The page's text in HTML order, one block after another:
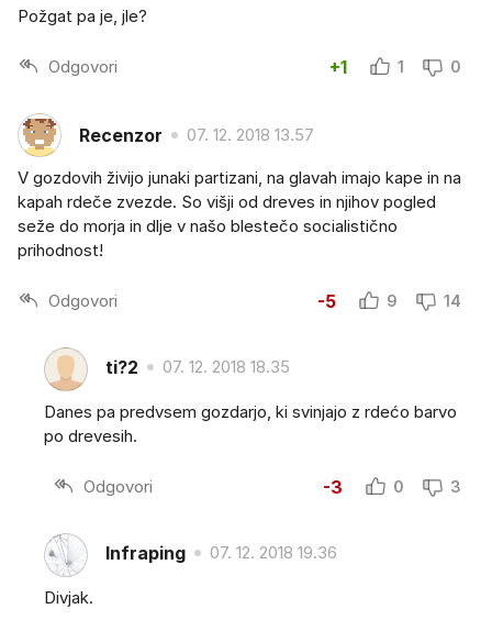
Požgat pa je, jle?
Odgovori +1 1 0
Recenzor 07. 12. 2018 13.57
V gozdovih živijo junaki partizani, na glavah imajo kape in na
kapah rdeče zvezde. So višji od dreves in njihov pogled
seže do morja in dlje v našo blestečo socialistično
prihodnost!
Odgovori -5 9 14
ti?2 07. 12. 2018 18.35
Danes pa predvsem gozdarjo, ki svinjajo z rdećo barvo
po drevesih.
Odgovori -3 0 3
Infraping 07. 12. 2018 19.36
Divjak.